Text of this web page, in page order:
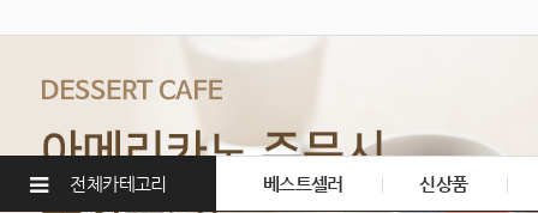
전체카테고리 베스트셀러 신상품